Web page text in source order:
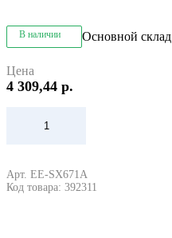
В наличии Основной склад
Цена
4 309,44 р.
Арт. EE-SX671A
Код товара: 392311